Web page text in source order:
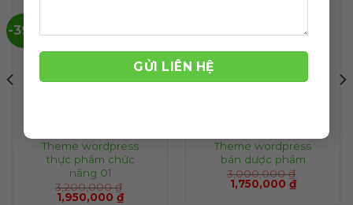
-39%
Theme wordpress
thực phẩm chức
năng 01
3,200,000₫
1,950,000 ₫
Theme wordpress
bán dược phẩm
3,000,000₫
1,750,000 ₫